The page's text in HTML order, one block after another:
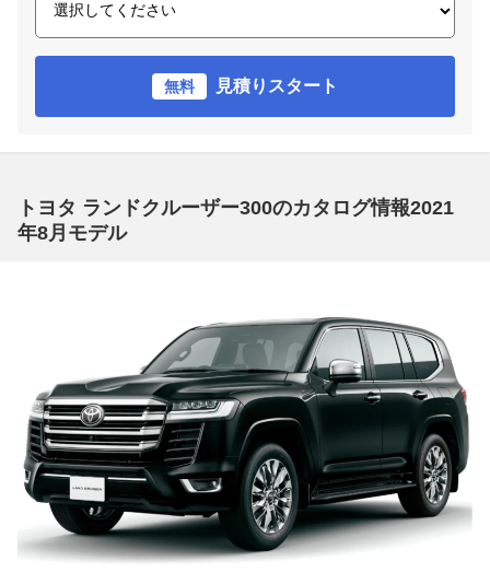
無料 見積りスタート
トヨタ ランドクルーザー300のカタログ情報2021
年8月モデル